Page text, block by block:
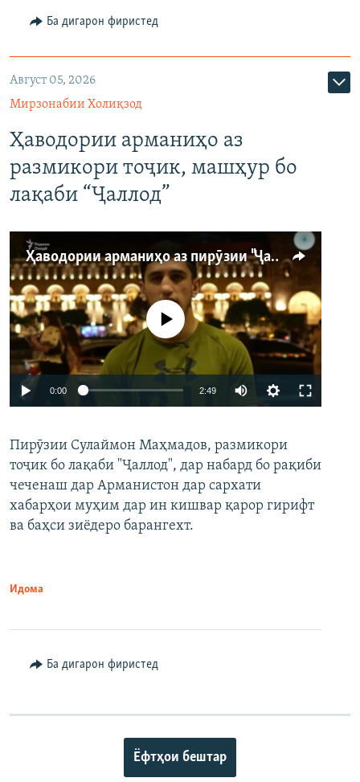
Ба дигарон фиристед
Август 05, 2026
Мирзонабии Холиқзод
Ҳаводории арманиҳо аз
размикори тоҷик, машҳур бо
лақаби “Ҷаллод”
Ҳаводории арманиҳо аз пирӯзии "Ҷаллод"-и тоҷик
Auto 240p 360p 480p
720p 1080p
Феълан кор намекунад
0:00 2:49
360p
480p
Пирӯзии Сулаймон Маҳмадов, размикори
тоҷик бо лақаби "Ҷаллод", дар набард бо рақиби
чеченаш дар Арманистон дар сархати
хабарҳои муҳим дар ин кишвар қарор гирифт
ва баҳси зиёдеро барангехт.
Идома
Ба дигарон фиристед
Ёфтҳои бештар